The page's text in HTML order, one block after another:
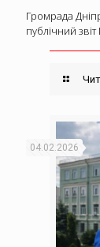
Громрада
публічний
04.02.2026